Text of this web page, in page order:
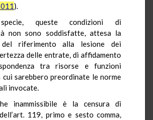
).
queste condizioni di
non sono soddisfatte, attesa la
del riferimento alla lesione dei
delle entrate, di affidamento
tra risorse e funzioni
cui sarebbero preordinate le norme
invocate.
inammissibile è la censura di
119, primo e sesto comma,